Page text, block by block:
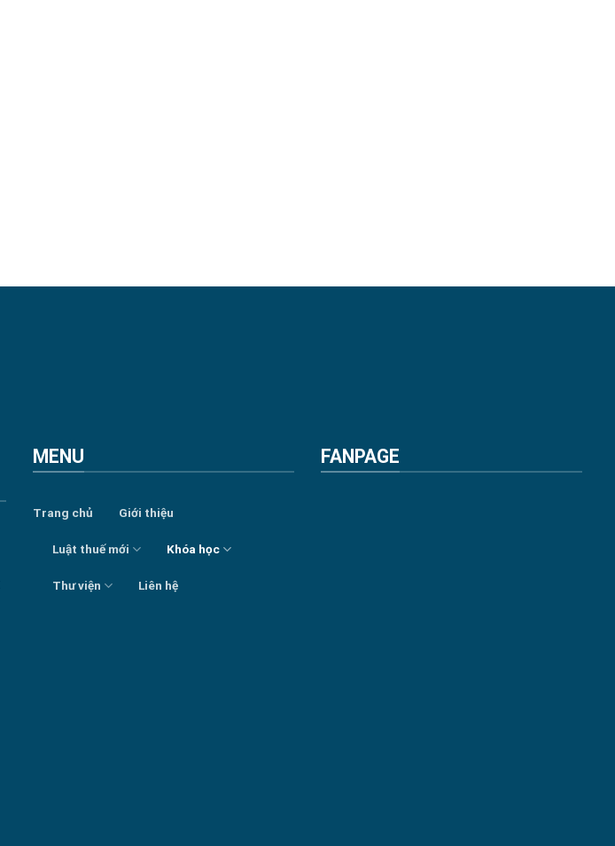
MENU
Trang chủ Giới thiệu
Luật thuế mới Khóa học
Thư viện Liên hệ
FANPAGE